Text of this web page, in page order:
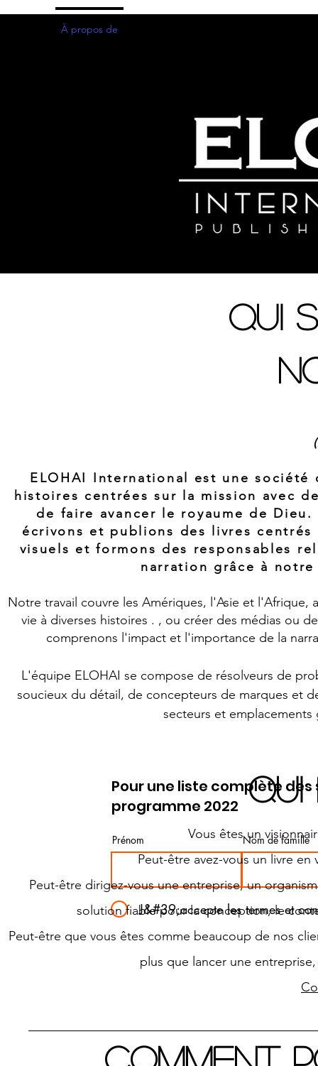
À propos de
Qui
Pour une liste complète
programme 2022
Prénom Nom de famille
J&#39;accepte les termes et
ELOHAI International est une
histoires centrées sur la mission avec
de faire avancer le royaume de
écrivons et publions des livres
visuels et formons des responsables
narration grâce à notre
Notre travail couvre les Amériques, l'Asie et l'Afrique,
vie à diverses histoires . , ou créer des médias ou
comprenons l'impact et l'importance de la
L'équipe ELOHAI se compose de résolveurs de
soucieux du détail, de concepteurs de marques et
secteurs et
Vous êtes un
Peut-être avez-vous un livre en
Peut-être dirigez-vous une entreprise, un
solution fiable pour la conception, le
Peut-être que vous êtes comme beaucoup de nos
plus que lancer une
Comment